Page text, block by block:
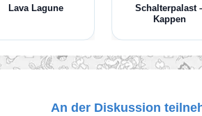
Lava Lagune
Schalterpalast
Kappen
An der Diskussion